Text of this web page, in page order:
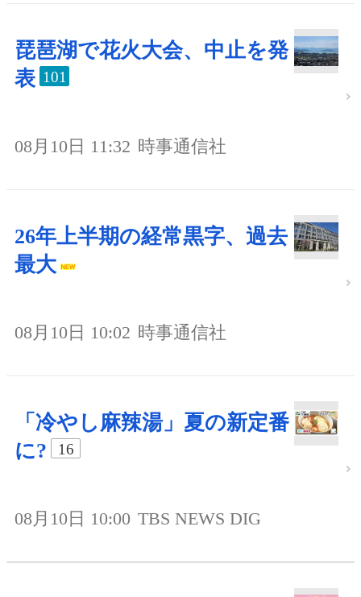
琵琶湖で花火大会、中止を発
表 101
08月10日 11:32 時事通信社
26年上半期の経常黒字、過去
最大
08月10日 10:02 時事通信社
「冷やし麻辣湯」夏の新定番
に?
16
08月10日 10:00 TBS NEWS DIG